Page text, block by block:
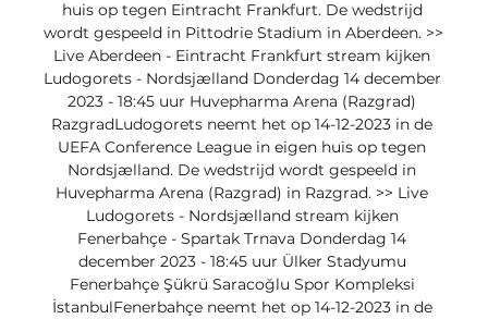
huis op tegen Eintracht Frankfurt. De wedstrijd
wordt gespeeld in Pittodrie Stadium in Aberdeen. >>
Live Aberdeen - Eintracht Frankfurt stream kijken
Ludogorets - Nordsjælland Donderdag 14 december
2023 - 18:45 uur Huvepharma Arena (Razgrad)
RazgradLudogorets neemt het op 14-12-2023 in de
UEFA Conference League in eigen huis op tegen
Nordsjælland. De wedstrijd wordt gespeeld in
Huvepharma Arena (Razgrad) in Razgrad. >> Live
Ludogorets - Nordsjælland stream kijken
Fenerbahçe - Spartak Trnava Donderdag 14
december 2023 - 18:45 uur Ülker Stadyumu
Fenerbahçe Şükrü Saracoğlu Spor Kompleksi
İstanbulFenerbahçe neemt het op 14-12-2023 in de